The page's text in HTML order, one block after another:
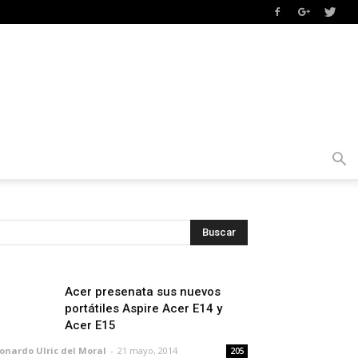
Acer presenata sus nuevos
portátiles Aspire Acer E14 y
Acer E15
Ulric del Moral - 21 mayo, 2014 205